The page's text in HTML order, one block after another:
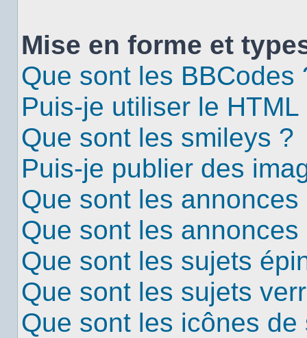
Mise en forme et
Que sont les BBCodes
Puis-je utiliser le HTML
Que sont les smileys ?
Puis-je publier des
Que sont les
Que sont les annonces
Que sont les sujets
Que sont les sujets
Que sont les icônes de